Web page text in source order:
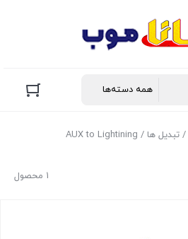
/ تبدیل ها / AUX to Lightining
1 محصول